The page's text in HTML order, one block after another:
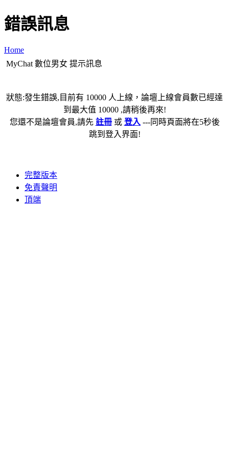
錯誤訊息
Home
MyChat 數位男女 提示訊息
狀態:發生錯誤,目前有 10000 人上線，論壇上線會員數已經達
到最大值 10000 ,請稍後再來!
您還不是論壇會員,請先 註冊或 登入 ---同時頁面將在5秒後
跳到登入界面!
完整版本
免責聲明
頂端